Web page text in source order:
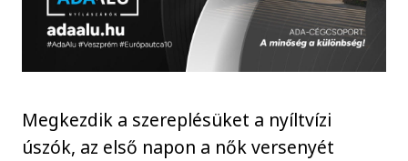
Megkezdik a szereplésüket a nyíltvízi
úszók, az első napon a nők versenyét